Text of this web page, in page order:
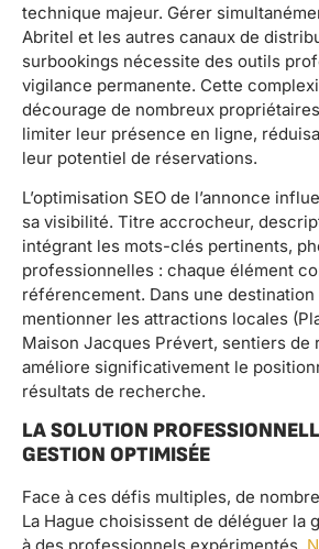
technique majeur. Gérer
Abritel et les autres canaux de
surbookings nécessite des outils
vigilance permanente. Cette
décourage de nombreux
limiter leur présence en ligne,
leur potentiel de réservations.
L’optimisation SEO de l’annonce
sa visibilité. Titre accrocheur,
intégrant les mots-clés pertinents,
professionnelles : chaque élément
référencement. Dans une destination
mentionner les attractions locales
Maison Jacques Prévert, sentiers de
améliore significativement le
résultats de recherche.
LA SOLUTION
GESTION OPTIMISÉE
Face à ces défis multiples, de
La Hague choisissent de déléguer la